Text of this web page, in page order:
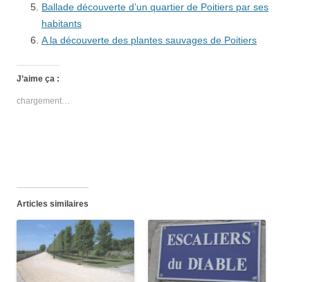
Ballade découverte d’un quartier de Poitiers par ses
habitants
A la découverte des plantes sauvages de Poitiers
J’aime ça :
chargement…
Articles similaires